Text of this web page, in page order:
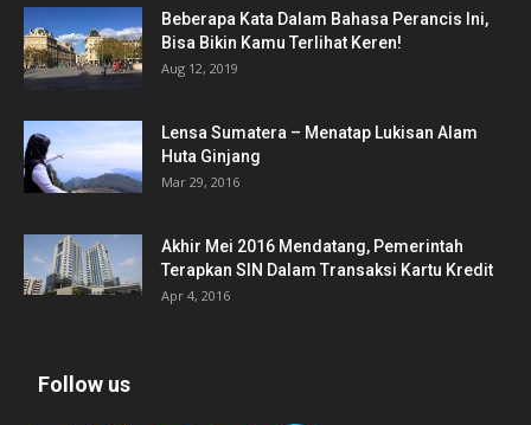
Beberapa Kata Dalam Bahasa Perancis Ini,
Bisa Bikin Kamu Terlihat Keren!
Aug 12, 2019
Lensa Sumatera – Menatap Lukisan Alam
Huta Ginjang
Mar 29, 2016
Akhir Mei 2016 Mendatang, Pemerintah
Terapkan SIN Dalam Transaksi Kartu Kredit
Apr 4, 2016
Follow us